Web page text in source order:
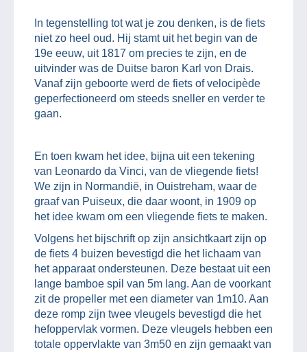
In tegenstelling tot wat je zou denken, is de fiets
niet zo heel oud. Hij stamt uit het begin van de
19e eeuw, uit 1817 om precies te zijn, en de
uitvinder was de Duitse baron Karl von Drais.
Vanaf zijn geboorte werd de fiets of velocipède
geperfectioneerd om steeds sneller en verder te
gaan.
En toen kwam het idee, bijna uit een tekening
van Leonardo da Vinci, van de vliegende fiets!
We zijn in Normandië, in Ouistreham, waar de
graaf van Puiseux, die daar woont, in 1909 op
het idee kwam om een vliegende fiets te maken.
Volgens het bijschrift op zijn ansichtkaart zijn op
de fiets 4 buizen bevestigd die het lichaam van
het apparaat ondersteunen. Deze bestaat uit een
lange bamboe spil van 5m lang. Aan de voorkant
zit de propeller met een diameter van 1m10. Aan
deze romp zijn twee vleugels bevestigd die het
hefoppervlak vormen. Deze vleugels hebben een
totale oppervlakte van 3m50 en zijn gemaakt van